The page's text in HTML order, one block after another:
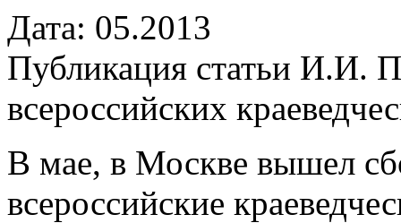
Дата: 05.2013
Публикация статьи И.И.
всероссийских
В мае, в Москве вышел
всероссийские